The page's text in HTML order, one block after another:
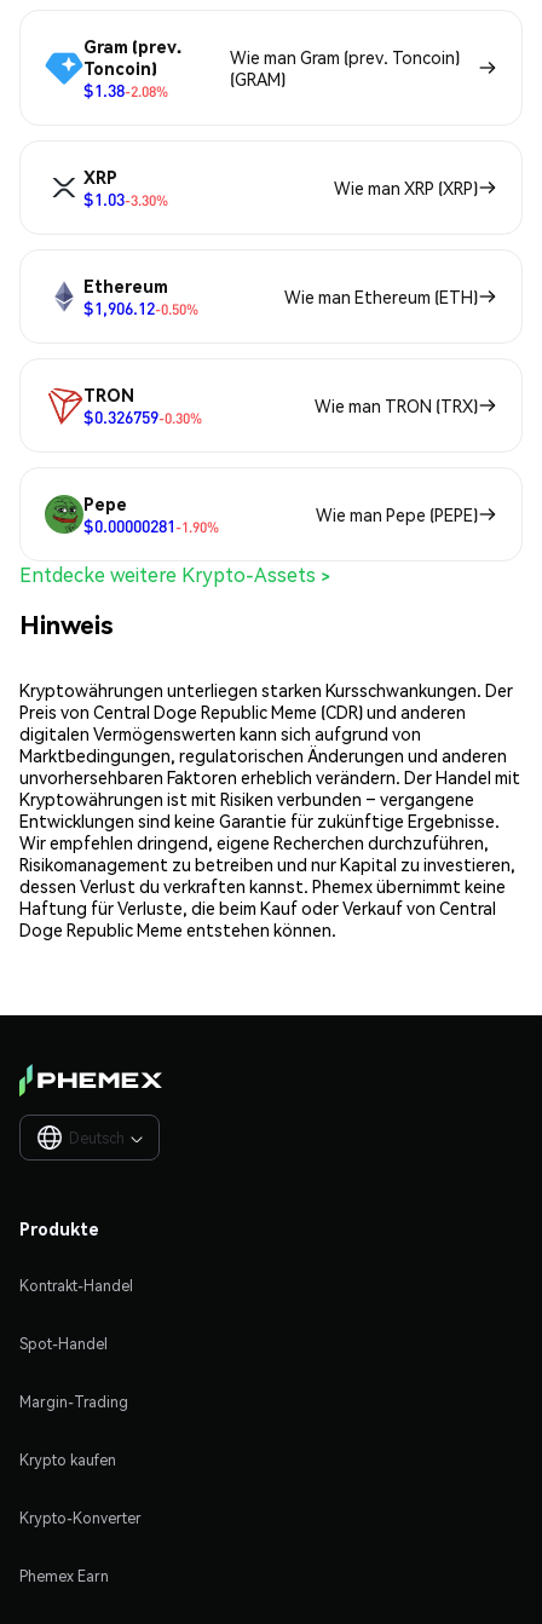
Gram (prev.
Toncoin)
$1.38-2.08%
Wie man Gram (prev. Toncoin)
(GRAM)
XRP
$1.03-3.30%
Wie man XRP (XRP)
Ethereum
$1,906.12-0.50%
Wie man Ethereum (ETH)
TRON
$0.326759-0.30%
Wie man TRON (TRX)
Pepe
$0.00000281-1.90%
Wie man Pepe (PEPE)
Entdecke weitere Krypto-Assets >
Hinweis
Kryptowährungen unterliegen starken Kursschwankungen. Der
Preis von Central Doge Republic Meme (CDR) und anderen
digitalen Vermögenswerten kann sich aufgrund von
Marktbedingungen, regulatorischen Änderungen und anderen
unvorhersehbaren Faktoren erheblich verändern. Der Handel mit
Kryptowährungen ist mit Risiken verbunden – vergangene
Entwicklungen sind keine Garantie für zukünftige Ergebnisse.
Wir empfehlen dringend, eigene Recherchen durchzuführen,
Risikomanagement zu betreiben und nur Kapital zu investieren,
dessen Verlust du verkraften kannst. Phemex übernimmt keine
Haftung für Verluste, die beim Kauf oder Verkauf von Central
Doge Republic Meme entstehen können.
Deutsch 
Produkte
Kontrakt-Handel
Spot-Handel
Margin-Trading
Krypto kaufen
Krypto-Konverter
Phemex Earn